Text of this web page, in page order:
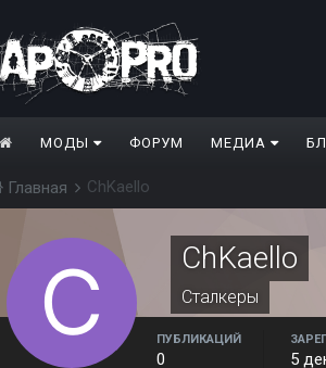
МОДЫ ФОРУМ МЕДИА
Главная ChKaello
ChKaello
Сталкеры
ПУБЛИКАЦИЙ
0 5